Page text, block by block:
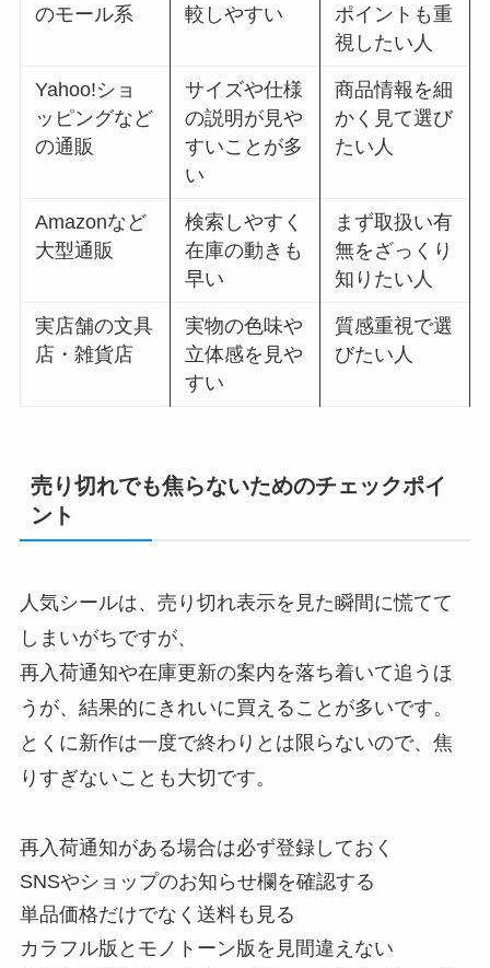
のモール系
較しやすい
ポイントも重
視したい人
Yahoo!ショ
ッピングなど
の通販
サイズや仕様
の説明が見や
すいことが多
い
商品情報を細
かく見て選び
たい人
Amazonなど
大型通販
検索しやすく
在庫の動きも
早い
まず取扱い有
無をざっくり
知りたい人
実店舗の文具
店・雑貨店
実物の色味や
立体感を見や
すい
質感重視で選
びたい人
売り切れでも焦らないためのチェックポイ
ント
人気シールは、売り切れ表示を見た瞬間に慌てて
しまいがちですが、
再入荷通知や在庫更新の案内を落ち着いて追うほ
うが、結果的にきれいに買えることが多いです。
とくに新作は一度で終わりとは限らないので、焦
りすぎないことも大切です。
再入荷通知がある場合は必ず登録しておく
SNSやショップのお知らせ欄を確認する
単品価格だけでなく送料も見る
カラフル版とモノトーン版を見間違えない